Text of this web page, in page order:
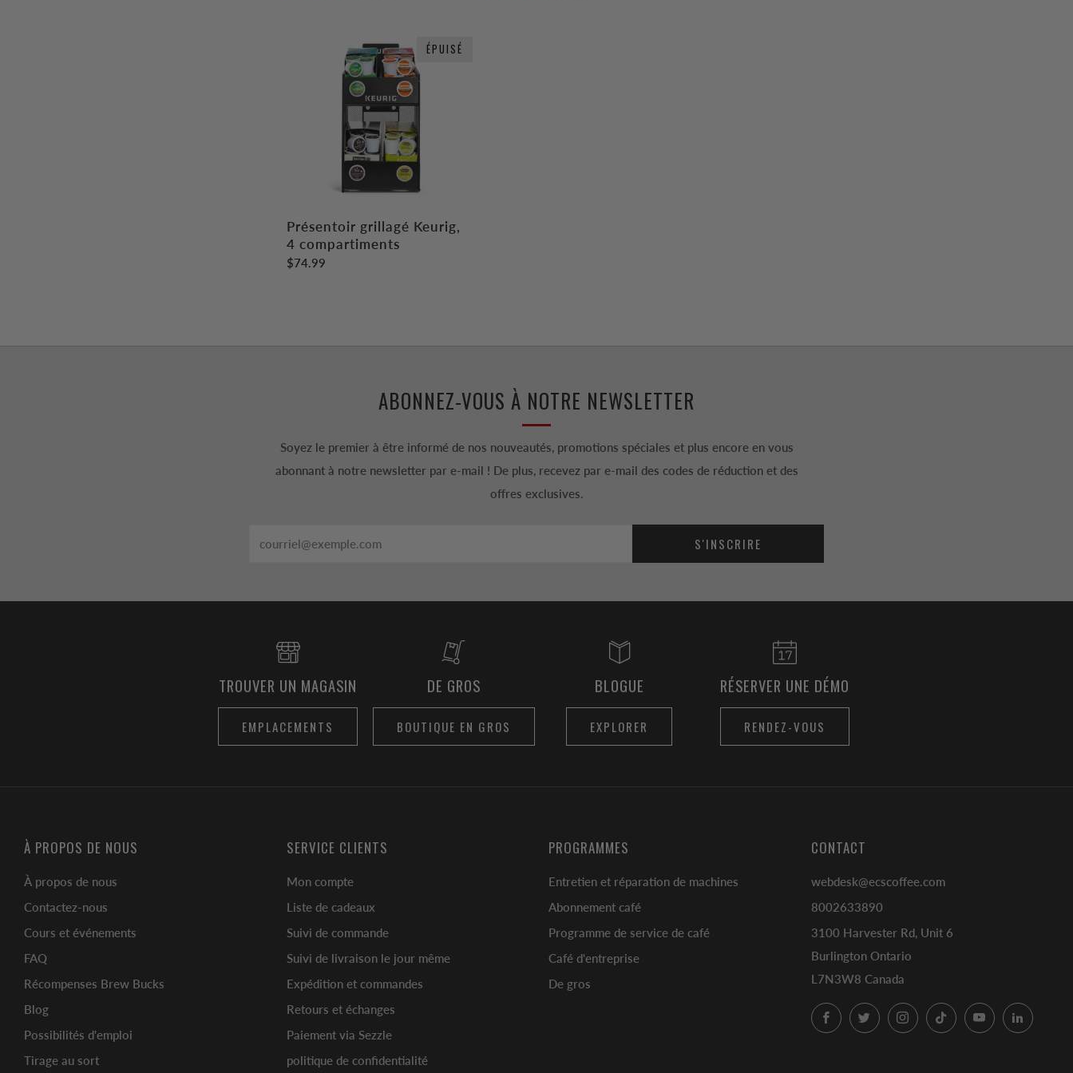
ÉPUISÉ
Présentoir grillagé Keurig,
4 compartiments
$74.99
ABONNEZ-VOUS À NOTRE NEWSLETTER
Soyez le premier à être informé de nos nouveautés, promotions spéciales et plus encore en vous
abonnant à notre newsletter par e-mail ! De plus, recevez par e-mail des codes de réduction et des
offres exclusives.
S'INSCRIRE
TROUVER UN MAGASIN
EMPLACEMENTS
DE GROS
BOUTIQUE EN GROS
BLOGUE
EXPLORER
RÉSERVER UNE DÉMO
RENDEZ-VOUS
À PROPOS DE NOUS
À propos de nous
Contactez-nous
Cours et événements
FAQ
Récompenses Brew Bucks
Blog
Possibilités d'emploi
Tirage au sort
SERVICE CLIENTS
Mon compte
Liste de cadeaux
Suivi de commande
Suivi de livraison le jour même
Expédition et commandes
Retours et échanges
Paiement via Sezzle
politique de confidentialité
PROGRAMMES
Entretien et réparation de machines
Abonnement café
Programme de service de café
Café d'entreprise
De gros
CONTACT
webdesk@ecscoffee.com
8002633890
3100 Harvester Rd, Unit 6
Burlington Ontario
L7N3W8 Canada
FacebookTwitterInstagramTikTok YouTube